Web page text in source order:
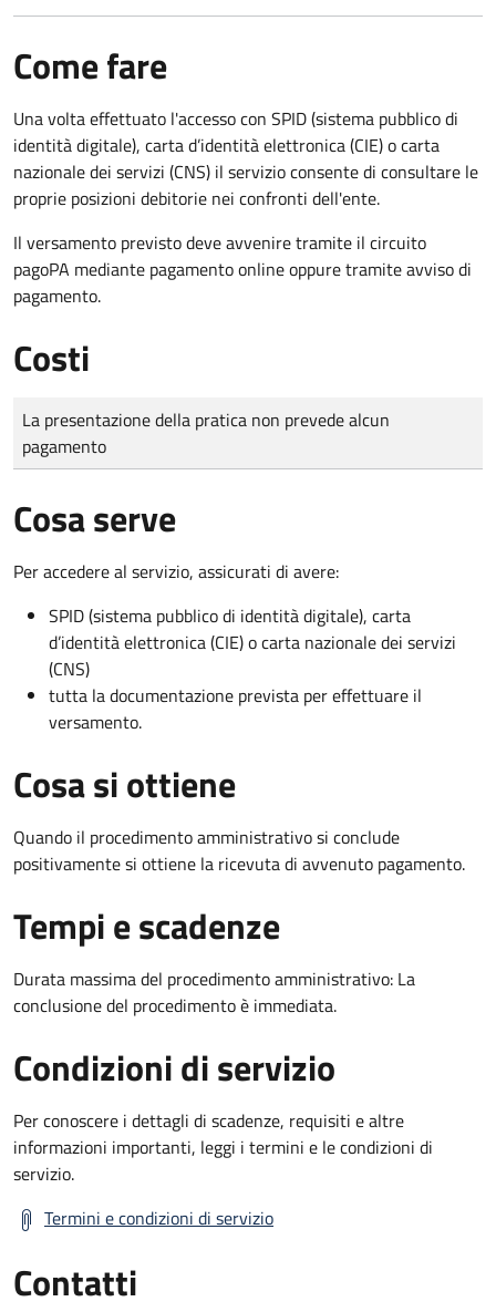
Come fare
Una volta effettuato l'accesso con SPID (sistema pubblico di
identità digitale), carta d’identità elettronica (CIE) o carta
nazionale dei servizi (CNS) il servizio consente di consultare le
proprie posizioni debitorie nei confronti dell'ente.
Il versamento previsto deve avvenire tramite il circuito
pagoPA mediante pagamento online oppure tramite avviso di
pagamento.
Costi
Tipo di pagamento
Importo
La presentazione della pratica non prevede alcun
pagamento
Cosa serve
Per accedere al servizio, assicurati di avere:
SPID (sistema pubblico di identità digitale), carta
d’identità elettronica (CIE) o carta nazionale dei servizi
(CNS)
tutta la documentazione prevista per effettuare il
versamento.
Cosa si ottiene
Quando il procedimento amministrativo si conclude
positivamente si ottiene la ricevuta di avvenuto pagamento.
Tempi e scadenze
Durata massima del procedimento amministrativo: La
conclusione del procedimento è immediata.
Condizioni di servizio
Per conoscere i dettagli di scadenze, requisiti e altre
informazioni importanti, leggi i termini e le condizioni di
servizio.
Termini e condizioni di servizio
Contatti